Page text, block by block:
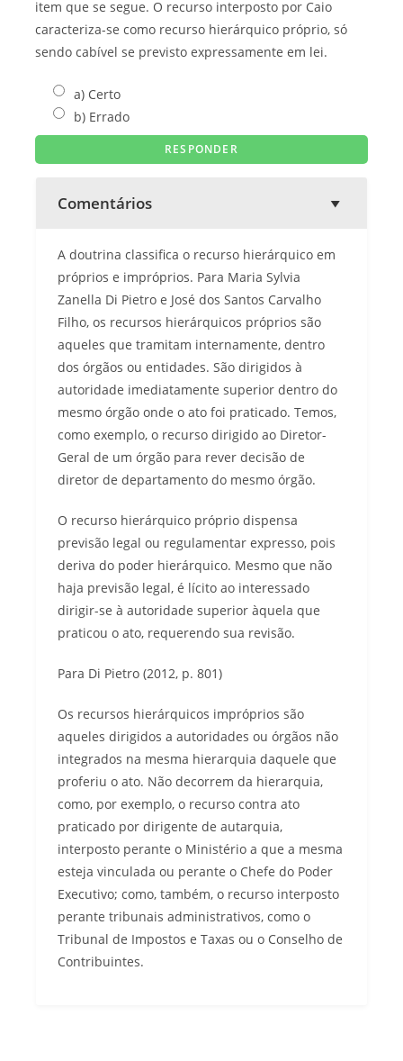
item que se segue. O recurso interposto por Caio
caracteriza-se como recurso hierárquico próprio, só
sendo cabível se previsto expressamente em lei.
a) Certo
b) Errado
Comentários
A doutrina classifica o recurso hierárquico em
próprios e impróprios. Para Maria Sylvia
Zanella Di Pietro e José dos Santos Carvalho
Filho, os recursos hierárquicos próprios são
aqueles que tramitam internamente, dentro
dos órgãos ou entidades. São dirigidos à
autoridade imediatamente superior dentro do
mesmo órgão onde o ato foi praticado. Temos,
como exemplo, o recurso dirigido ao Diretor-
Geral de um órgão para rever decisão de
diretor de departamento do mesmo órgão.
O recurso hierárquico próprio dispensa
previsão legal ou regulamentar expresso, pois
deriva do poder hierárquico. Mesmo que não
haja previsão legal, é lícito ao interessado
dirigir-se à autoridade superior àquela que
praticou o ato, requerendo sua revisão.
Para Di Pietro (2012, p. 801)
Os recursos hierárquicos impróprios são
aqueles dirigidos a autoridades ou órgãos não
integrados na mesma hierarquia daquele que
proferiu o ato. Não decorrem da hierarquia,
como, por exemplo, o recurso contra ato
praticado por dirigente de autarquia,
interposto perante o Ministério a que a mesma
esteja vinculada ou perante o Chefe do Poder
Executivo; como, também, o recurso interposto
perante tribunais administrativos, como o
Tribunal de Impostos e Taxas ou o Conselho de
Contribuintes.